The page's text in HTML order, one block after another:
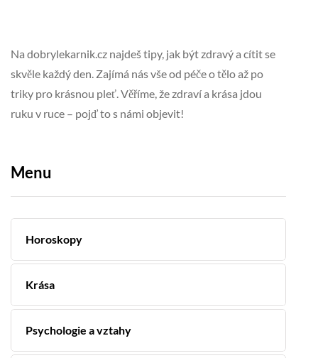
Na dobrylekarnik.cz najdeš tipy, jak být zdravý a cítit se
skvěle každý den. Zajímá nás vše od péče o tělo až po
triky pro krásnou pleť. Věříme, že zdraví a krása jdou
ruku v ruce – pojď to s námi objevit!
Menu
Horoskopy
Krása
Psychologie a vztahy